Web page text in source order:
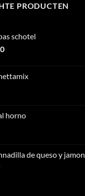
PRODUCTEN
schotel
horno
de queso y jamon